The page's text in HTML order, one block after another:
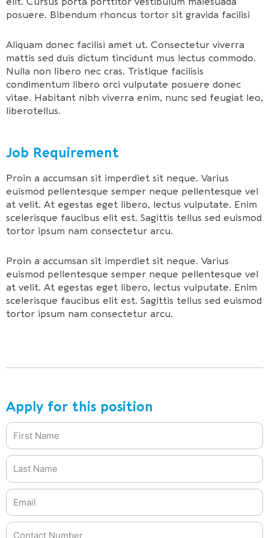
posuere. Bibendum rhoncus tortor sit gravida facilisi
Aliquam donec facilisi amet ut. Consectetur viverra
mattis sed duis dictum tincidunt mus lectus commodo.
Nulla non libero nec cras. Tristique facilisis
condimentum libero orci vulputate posuere donec
vitae. Habitant nibh viverra enim, nunc sed feugiat leo,
liberotellus.
Job Requirement
Proin a accumsan sit imperdiet sit neque. Varius
euismod pellentesque semper neque pellentesque vel
at velit. At egestas eget libero, lectus vulputate. Enim
scelerisque faucibus elit est. Sagittis tellus sed euismod
tortor ipsum nam consectetur arcu.
Proin a accumsan sit imperdiet sit neque. Varius
euismod pellentesque semper neque pellentesque vel
at velit. At egestas eget libero, lectus vulputate. Enim
scelerisque faucibus elit est. Sagittis tellus sed euismod
tortor ipsum nam consectetur arcu.
Apply for this position